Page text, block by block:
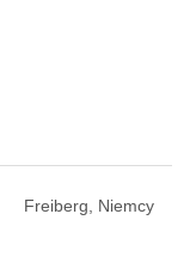
Freiberg, Niemcy